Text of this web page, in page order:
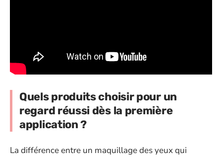
Quels produits choisir pour un
regard réussi dès la première
application ?
La différence entre un maquillage des yeux qui